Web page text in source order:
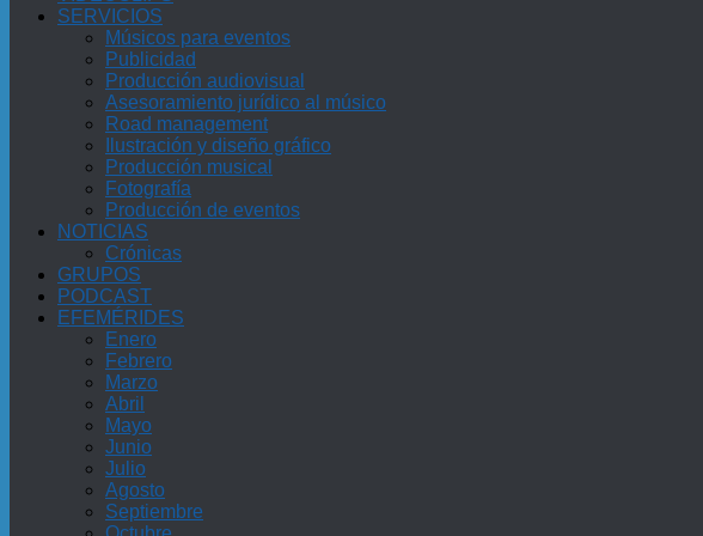
SERVICIOS
Músicos para eventos
Publicidad
Producción audiovisual
Asesoramiento jurídico al músico
Road management
Ilustración y diseño gráfico
Producción musical
Fotografía
Producción de eventos
NOTICIAS
Crónicas
GRUPOS
PODCAST
EFEMÉRIDES
Enero
Febrero
Marzo
Abril
Mayo
Junio
Julio
Agosto
Septiembre